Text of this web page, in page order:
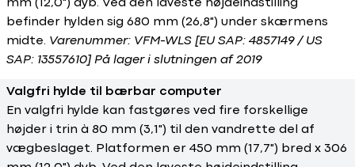
mm (12,0") dyb. Ved den laveste højdeindstilling
befinder hylden sig 680 mm (26,8") under skærmens
midte. Varenummer: VFM-WLS [EU SAP: 4857149 / US
SAP: 13557610] På lager i slutningen af 2019
Valgfri hylde til bærbar computer
En valgfri hylde kan fastgøres ved fire forskellige
højder i trin à 80 mm (3,1") til den vandrette del af
vægbeslaget. Platformen er 450 mm (17,7") bred x 306